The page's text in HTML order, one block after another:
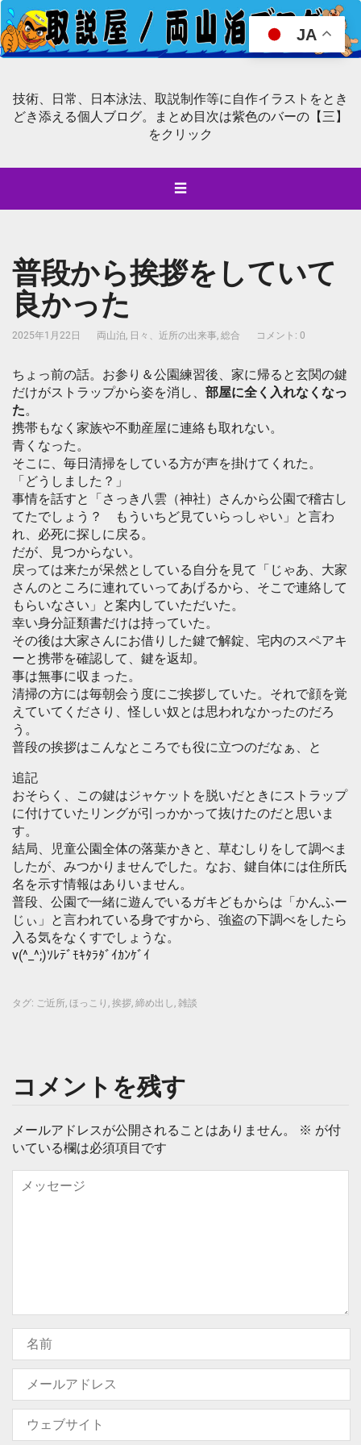
技術、日常、日本泳法、取説制作等に自作イラストをとき
どき添える個人ブログ。まとめ目次は紫色のバーの【三】
をクリック
☰
普段から挨拶をしていて
良かった
2025年1月22日 両山泊, 日々、近所の出来事, 総合 コメント: 0
ちょっ前の話。お参り＆公園練習後、家に帰ると玄関の鍵
だけがストラップから姿を消し、 部屋に全く入れなくなっ
た。
携帯もなく家族や不動産屋に連絡も取れない。
青くなった。
そこに、毎日清掃をしている方が声を掛けてくれた。
「どうしました？」
事情を話すと「さっき八雲（神社）さんから公園で稽古し
てたでしょう？ もういちど見ていらっしゃい」と言わ
れ、必死に探しに戻る。
だが、見つからない。
戻っては来たが呆然としている自分を見て「じゃあ、大家
さんのところに連れていってあげるから、そこで連絡して
もらいなさい」と案内していただいた。
幸い身分証類書だけは持っていた。
その後は大家さんにお借りした鍵で解錠、宅内のスペアキ
ーと携帯を確認して、鍵を返却。
事は無事に収まった。
清掃の方には毎朝会う度にご挨拶していた。それで顔を覚
えていてくださり、怪しい奴とは思われなかったのだろ
う。
普段の挨拶はこんなところでも役に立つのだなぁ、と
追記
おそらく、この鍵はジャケットを脱いだときにストラップ
に付けていたリングが引っかかって抜けたのだと思いま
す。
結局、児童公園全体の落葉かきと、草むしりをして調べま
したが、みつかりませんでした。なお、鍵自体には住所氏
名を示す情報はありいません。
普段、公園で一緒に遊んでいるガキどもからは「かんふー
じぃ」と言われている身ですから、強盗の下調べをしたら
入る気をなくすでしょうな。
v(^_^;)ｿﾚﾃﾞﾓｷﾀﾗﾀﾞｲｶﾝｹﾞｲ
タグ: ご近所, ほっこり , 挨拶, 締め出し , 雑談
コメントを残す
メールアドレスが公開されることはありません。 ※ が付
いている欄は必須項目です
JA